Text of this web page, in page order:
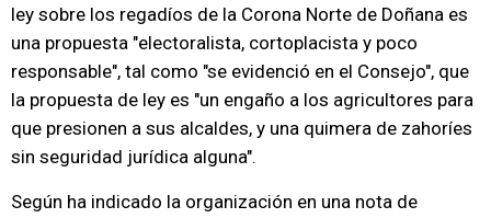
ley sobre los regadíos de la Corona Norte de Doñana es
una propuesta "electoralista, cortoplacista y poco
responsable", tal como "se evidenció en el Consejo", que
la propuesta de ley es "un engaño a los agricultores para
que presionen a sus alcaldes, y una quimera de zahoríes
sin seguridad jurídica alguna".
Según ha indicado la organización en una nota de